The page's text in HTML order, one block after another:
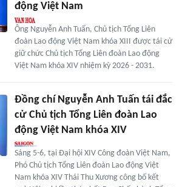
động Việt Nam
Ông Nguyễn Anh Tuấn, Chủ tịch Tổng Liên
đoàn Lao động Việt Nam khóa XIII được tái cử
giữ chức Chủ tịch Tổng Liên đoàn Lao động
Việt Nam khóa XIV nhiệm kỳ 2026 - 2031.
Đồng chí Nguyễn Anh Tuấn tái đắc
cử Chủ tịch Tổng Liên đoàn Lao
động Việt Nam khóa XIV
Sáng 5-6, tại Đại hội XIV Công đoàn Việt Nam,
Phó Chủ tịch Tổng Liên đoàn Lao động Việt
Nam khóa XIV Thái Thu Xương công bố kết